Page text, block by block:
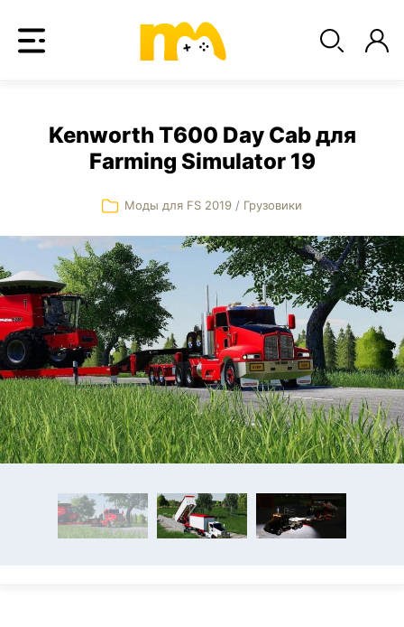
Kenworth T600 Day Cab для
Farming Simulator 19
Моды для FS 2019 / Грузовики